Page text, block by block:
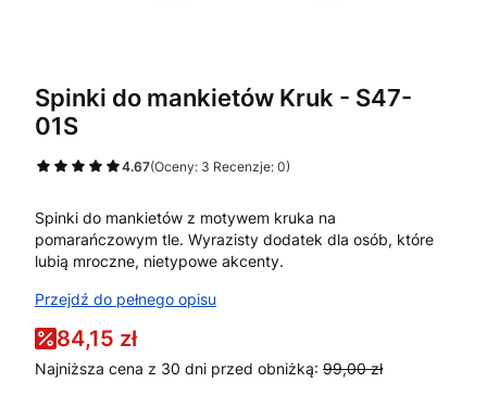
Spinki do mankietów Kruk - S47-
01S
4.67(Oceny: 3 Recenzje: 0)
Spinki do mankietów z motywem kruka na
pomarańczowym tle. Wyrazisty dodatek dla osób, które
lubią mroczne, nietypowe akcenty.
Przejdź do pełnego opisu
84,15 zł
Najniższa cena z 30 dni przed obniżką: 99,00 zł